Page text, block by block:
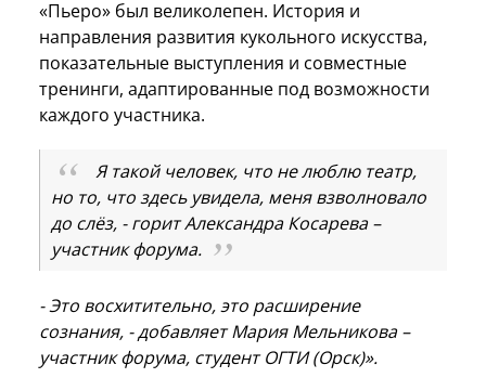
«Пьеро» был великолепен. История и
направления развития кукольного искусства,
показательные выступления и совместные
тренинги, адаптированные под возможности
каждого участника.
Я такой человек, что не люблю театр,
но то, что здесь увидела, меня взволновало
до слёз, - горит Александра Косарева –
участник форума.
- Это восхитительно, это расширение
сознания, - добавляет Мария Мельникова –
участник форума, студент ОГТИ (Орск)».